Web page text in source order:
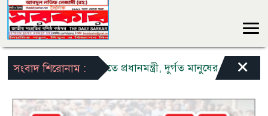
সংবাদ শিরোনাম :
বাঁশখালীতে প্রধানমন্ত্রী, দুর্গত মানুষের দীর্ঘ প্রতীক্ষা ও
×